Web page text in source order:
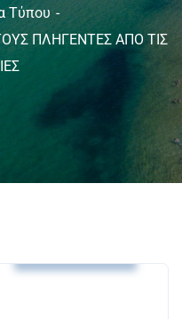
Τύπου
ΠΛΗΓΕΝΤΕΣ ΑΠΟ ΤΙΣ